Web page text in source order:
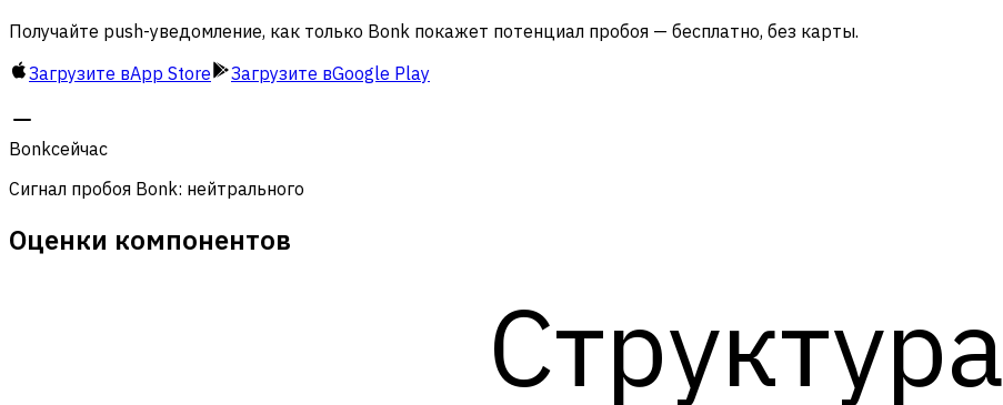
Получайте push-уведомление, как только Bonk покажет потенциал пробоя — бесплатно, без карты.
Загрузите вApp Store Загрузите вGoogle Play
Bonkсейчас
Сигнал пробоя Bonk: нейтрального
Оценки компонентов
Структура